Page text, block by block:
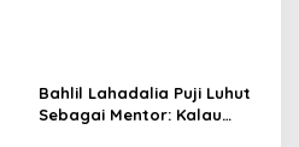
Bahlil Lahadalia Puji Luhut
Sebagai Mentor: Kalau